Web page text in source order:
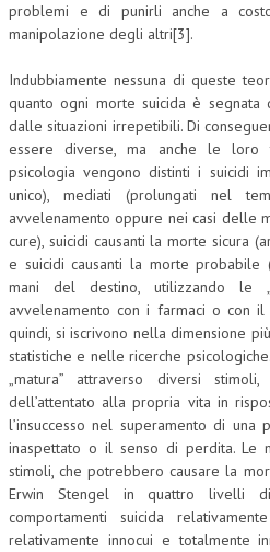
problemi e di punirli anche a
manipolazione degli altri[3].
Indubbiamente nessuna di queste
quanto ogni morte suicida è
dalle situazioni irrepetibili. Di
essere diverse, ma anche le loro
psicologia vengono distinti i suicidi
unico), mediati (prolungati nel
avvelenamento oppure nei casi delle
cure), suicidi causanti la morte sicura
e suicidi causanti la morte probabile
mani del destino, utilizzando le
avvelenamento con i farmaci o con il
quindi, si iscrivono nella dimensione
statistiche e nelle ricerche
„matura” attraverso diversi
dell’attentato alla propria vita in
l’insuccesso nel superamento di una
inaspettato o il senso di perdita. Le
stimoli, che potrebbero causare la
Erwin Stengel in quattro livelli
comportamenti suicida
relativamente innocui e totalmente